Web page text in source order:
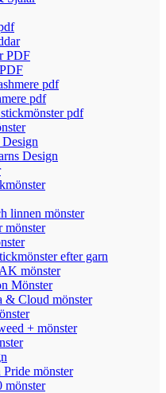
PDF
pdf
pdf
pdf
Design
linnen mönster
mönster
efter garn
mönster
Mönster
& Cloud mönster
+ mönster
mönster
mönster